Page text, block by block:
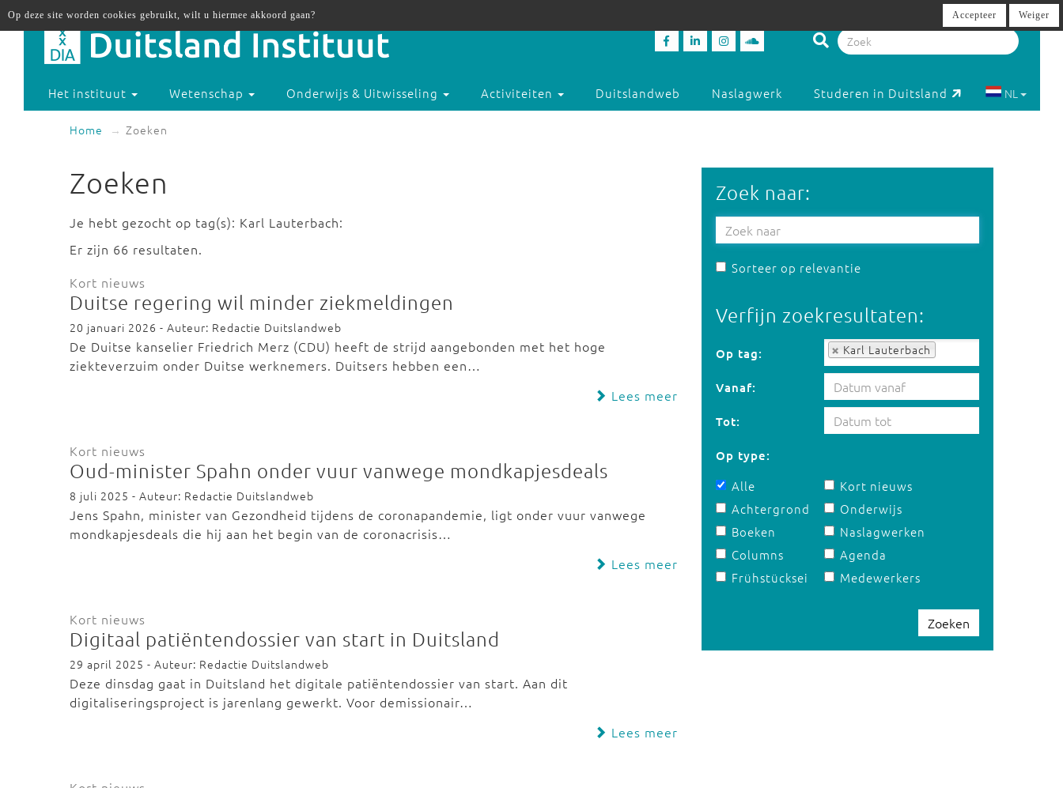
Het instituut Wetenschap Onderwijs & Uitwisseling Activiteiten Duitslandweb Naslagwerk Studeren in Duitsland NL
Home Zoeken
Zoeken
Je hebt gezocht op tag(s): Karl Lauterbach:
Er zijn 66 resultaten.
Kort nieuws
Duitse regering wil minder ziekmeldingen
20 januari 2026 - Auteur: Redactie Duitslandweb
De Duitse kanselier Friedrich Merz (CDU) heeft de strijd aangebonden met het hoge
ziekteverzuim onder Duitse werknemers. Duitsers hebben een…
Lees meer
Kort nieuws
Oud-minister Spahn onder vuur vanwege mondkapjesdeals
8 juli 2025 - Auteur: Redactie Duitslandweb
Jens Spahn, minister van Gezondheid tijdens de coronapandemie, ligt onder vuur vanwege
mondkapjesdeals die hij aan het begin van de coronacrisis…
Lees meer
Kort nieuws
Digitaal patiëntendossier van start in Duitsland
29 april 2025 - Auteur: Redactie Duitslandweb
Deze dinsdag gaat in Duitsland het digitale patiëntendossier van start. Aan dit
digitaliseringsproject is jarenlang gewerkt. Voor demissionair…
Lees meer
Zoek naar:
Sorteer op relevantie
Verfijn zoekresultaten:
Op tag: Karl Lauterbach
Op tag:
Vanaf:
Tot:
Op type:
Alle
Achtergrond
Boeken
Columns
Frühstücksei
Kort nieuws
Onderwijs
Naslagwerken
Agenda
Medewerkers
Zoeken
Op deze site worden cookies gebruikt, wilt u hiermee akkoord gaan? Accepteer Weiger